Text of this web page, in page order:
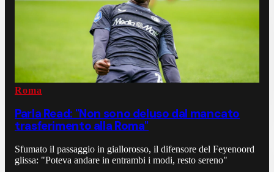
Roma
Parla Read: "Non sono deluso dal mancato
trasferimento alla Roma"
Sfumato il passaggio in giallorosso, il difensore del Feyenoord
glissa: "Poteva andare in entrambi i modi, resto sereno"